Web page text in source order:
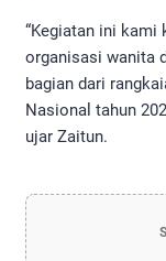
“Kegiatan ini kami
organisasi wanita
bagian dari
Nasional tahun
ujar Zaitun.